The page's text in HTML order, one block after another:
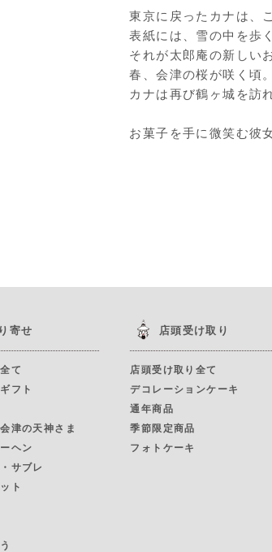
東京に戻ったカナは、
表紙には、雪の中を歩
それが太郎庵の新しい
春、会津の桜が咲く頃。
カナは再び鶴ヶ城を訪
お菓子を手に微笑む彼
寄せ
て
フト
津の天神さま
ヘン
サブレ
ト
店頭受け取り
店頭受け取り全て
デコレーションケーキ
通年商品
季節限定商品
フォトケーキ